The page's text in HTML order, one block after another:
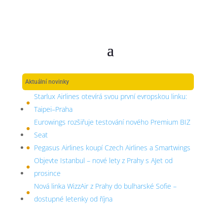
Aktuální novinky
Starlux Airlines otevírá svou první evropskou linku:
Taipei–Praha
Eurowings rozšiřuje testování nového Premium BIZ
Seat
Pegasus Airlines koupí Czech Airlines a Smartwings
Objevte Istanbul – nové lety z Prahy s AJet od
prosince
Nová linka WizzAir z Prahy do bulharské Sofie –
dostupné letenky od října